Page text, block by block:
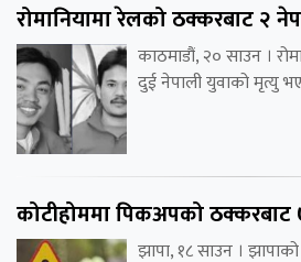
रोमानियामा रेलको ठक्करबाट २
काठमाडौं, २० साउन ।
दुई नेपाली युवाको मृत्यु
कोटीहोममा पिकअपको ठक्करबाट
झापा, १८ साउन ।